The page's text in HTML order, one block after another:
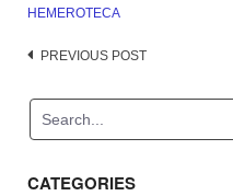
HEMEROTECA
Post
PREVIOUS POST
CATEGORIES